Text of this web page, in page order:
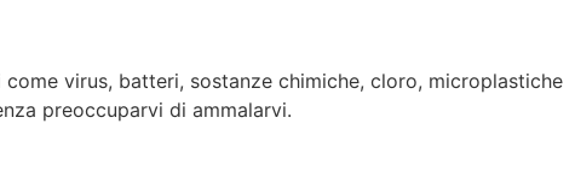
virus, batteri, sostanze chimiche, cloro, microplastiche
preoccuparvi di ammalarvi.